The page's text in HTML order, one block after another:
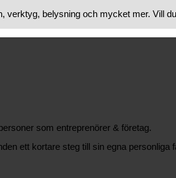
verktyg, belysning och mycket mer. Vill
som entreprenörer & företag.
ett kortare steg till sin egna personliga